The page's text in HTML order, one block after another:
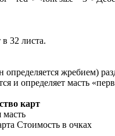
32 листа.
жребием)
и определяет масть
карт
масть
Стоимость в очках